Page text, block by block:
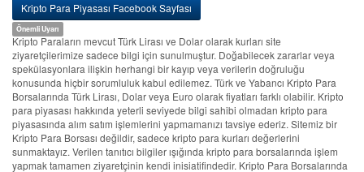
Kripto Para Piyasası Facebook Sayfası
Önemli Uyarı
Kripto Paraların mevcut Türk Lirası ve Dolar olarak kurları site
ziyaretçilerimize sadece bilgi için sunulmuştur. Doğabilecek zararlar veya
spekülasyonlara ilişkin herhangi bir kayıp veya verilerin doğruluğu
konusunda hiçbir sorumluluk kabul edilemez. Türk ve Yabancı Kripto Para
Borsalarında Türk Lirası, Dolar veya Euro olarak fiyatları farklı olabilir. Kripto
para piyasası hakkında yeterli seviyede bilgi sahibi olmadan kripto para
piyasasında alım satım işlemlerini yapmamanızı tavsiye ederiz. Sitemiz bir
Kripto Para Borsası değildir, sadece kripto para kurları değerlerini
sunmaktayız. Verilen tanıtıcı bilgiler ışığında kripto para borsalarında işlem
yapmak tamamen ziyaretçinin kendi inisiatifindedir. Kripto Para Borsalarında